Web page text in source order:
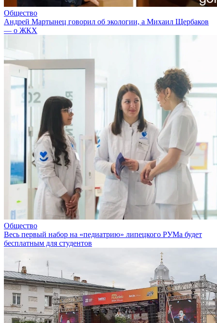
Общество
Андрей Мартынец говорил об экологии, а Михаил Щербаков
— о ЖКХ
Общество
Весь первый набор на «педиатрию» липецкого РУМа будет
бесплатным для студентов